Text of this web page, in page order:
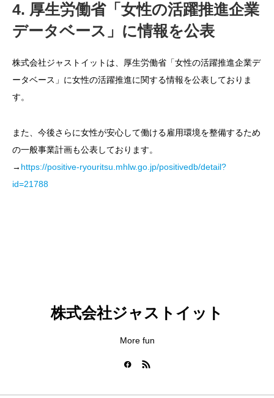
4. 厚生労働省「女性の活躍推進企業
データベース」に情報を公表
株式会社ジャストイットは、厚生労働省「女性の活躍推進企業デ
ータベース」に女性の活躍推進に関する情報を公表しておりま
す。
また、今後さらに女性が安心して働ける雇用環境を整備するため
の一般事業計画も公表しております。
→ https://positive-ryouritsu.mhlw.go.jp/positivedb/detail?
id=21788
株式会社ジャストイット
More fun